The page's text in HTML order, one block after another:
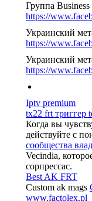
Группа
https://
Украинский
https://
Украинский
https://
Iptv premium
tx22 frt триггер
Когда вы
действуйте с
сообщества
Vecindia,
сорпрессас.
Best AK FRT
Custom ak mags
www.factolex.pl